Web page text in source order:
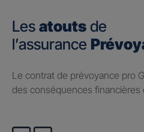
Les atouts de
l’assurance
Le contrat de prévoyance pro
des conséquences financières